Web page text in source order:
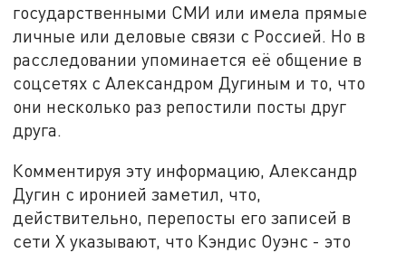
государственными СМИ или имела прямые
личные или деловые связи с Россией. Но в
расследовании упоминается её общение в
соцсетях с Александром Дугиным и то, что
они несколько раз репостили посты друг
друга.
Комментируя эту информацию, Александр
Дугин с иронией заметил, что,
действительно, перепосты его записей в
сети Х указывают, что Кэндис Оуэнс - это